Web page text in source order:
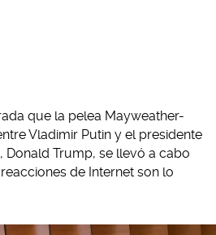
que la pelea Mayweather-
Vladimir Putin y el presidente
Donald Trump, se llevó a cabo
de Internet son lo